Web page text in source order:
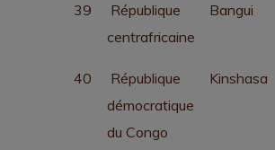
39
République
centrafricaine
Bangui
40
République
démocratique
du Congo
Kinshasa